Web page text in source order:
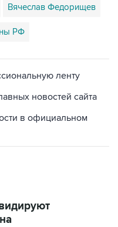
Вячеслав Федорищев
РФ
ленту
новостей сайта
в официальном